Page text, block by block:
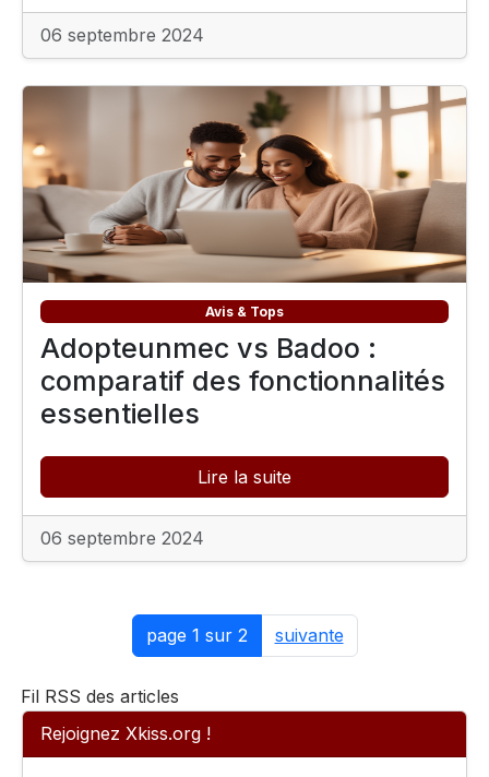
06 septembre 2024
Avis & Tops
Adopteunmec vs Badoo :
comparatif des fonctionnalités
essentielles
Lire la suite
06 septembre 2024
page 1 sur 2 suivante
Fil RSS des articles
Rejoignez Xkiss.org !